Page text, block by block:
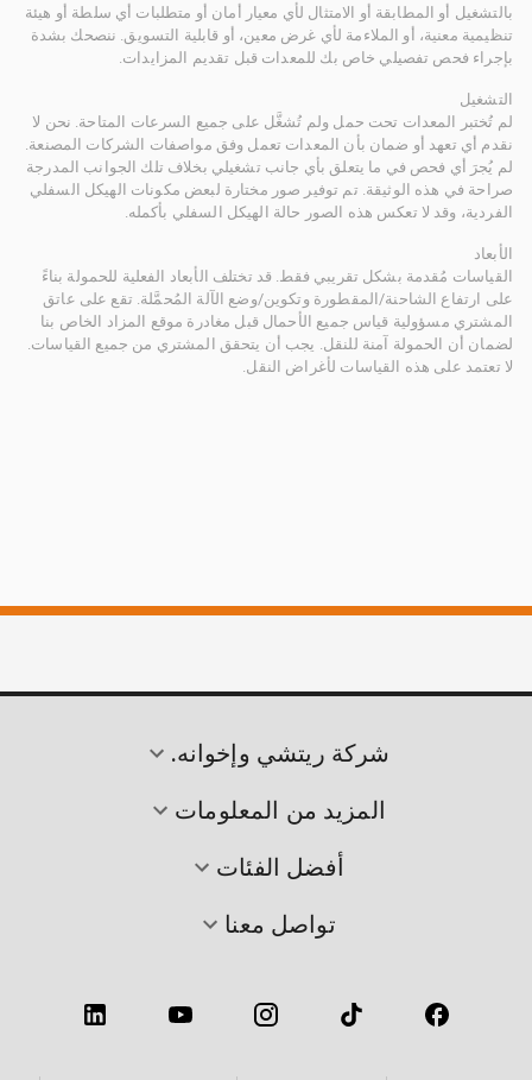
بالتشغيل أو المطابقة أو الامتثال لأي معيار أمان أو متطلبات أي سلطة أو هيئة
تنظيمية معنية، أو الملاءمة لأي غرض معين، أو قابلية التسويق. ننصحك بشدة
بإجراء فحص تفصيلي خاص بك للمعدات قبل تقديم المزايدات.
التشغيل
لم تُختبر المعدات تحت حمل ولم تُشغَّل على جميع السرعات المتاحة. نحن لا
نقدم أي تعهد أو ضمان بأن المعدات تعمل وفق مواصفات الشركات المصنعة.
لم يُجرَ أي فحص في ما يتعلق بأي جانب تشغيلي بخلاف تلك الجوانب المدرجة
صراحة في هذه الوثيقة. تم توفير صور مختارة لبعض مكونات الهيكل السفلي
الفردية، وقد لا تعكس هذه الصور حالة الهيكل السفلي بأكمله.
الأبعاد
القياسات مُقدمة بشكل تقريبي فقط. قد تختلف الأبعاد الفعلية للحمولة بناءً
على ارتفاع الشاحنة/المقطورة وتكوين/وضع الآلة المُحمَّلة. تقع على عاتق
المشتري مسؤولية قياس جميع الأحمال قبل مغادرة موقع المزاد الخاص بنا
لضمان أن الحمولة آمنة للنقل. يجب أن يتحقق المشتري من جميع القياسات.
لا تعتمد على هذه القياسات لأغراض النقل.
شركة ريتشي وإخوانه.
المزيد من المعلومات
أفضل الفئات
تواصل معنا